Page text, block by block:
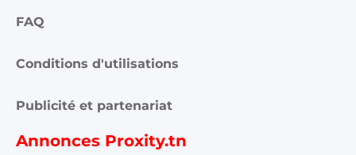
FAQ
Conditions d'utilisations
Publicité et partenariat
Annonces Proxity.tn